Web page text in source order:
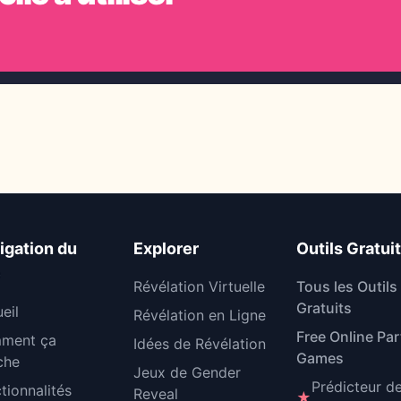
du
ça
Explorer
Révélation Virtuelle
Révélation en Ligne
Idées de Révélation
Jeux de Gender
Reveal
Outils
Tous les Outils
Gratuits
Free Online
Games
Prédicteur